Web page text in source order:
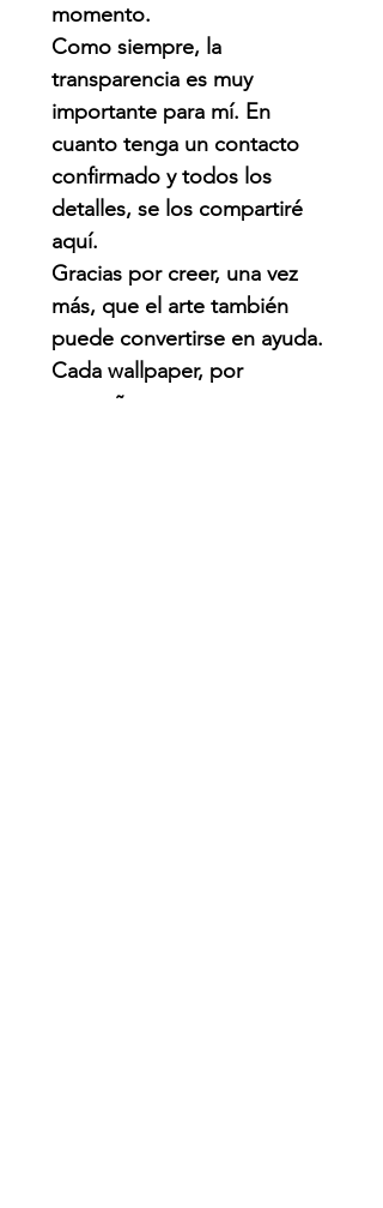
momento.
Como siempre, la
transparencia es muy
importante para mí. En
cuanto tenga un contacto
confirmado y todos los
detalles, se los compartiré
aquí.
Gracias por creer, una vez
más, que el arte también
puede convertirse en ayuda.
Cada wallpaper, por
pequeño que parezca,